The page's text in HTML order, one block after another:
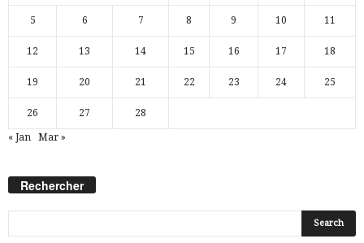
5 6 7 8 9 10 11
12 13 14 15 16 17 18
19 20 21 22 23 24 25
26 27 28
« Jan Mar »
Rechercher